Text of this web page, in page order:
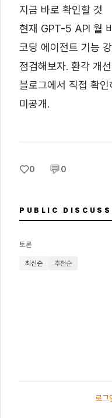
지금 바로 확인할 것
현재 GPT-5 API 월
코딩 에이전트 기능
점검해보자. 환각 개
블로그에서 직접 확
미공개.
♡0 💬0
PUBLIC
토론
최신순 추천순
로